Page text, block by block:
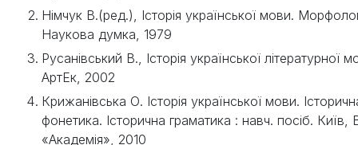
Німчук В.(ред.), Історія української мови.
Наукова думка, 1979
Русанівський В., Історія української літературної
АртЕк, 2002
Крижанівська О. Історія української мови.
фонетика. Історична граматика : навч. посіб. Київ,
«Академія», 2010